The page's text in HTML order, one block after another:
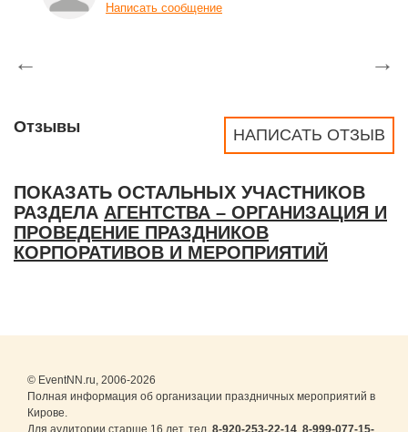
Написать сообщение
← →
НАПИСАТЬ ОТЗЫВ
Отзывы
ПОКАЗАТЬ ОСТАЛЬНЫХ УЧАСТНИКОВ
РАЗДЕЛА АГЕНТСТВА – ОРГАНИЗАЦИЯ И
ПРОВЕДЕНИЕ ПРАЗДНИКОВ
КОРПОРАТИВОВ И МЕРОПРИЯТИЙ
© EventNN.ru, 2006-2026
Полная информация об организации праздничных мероприятий в
Кирове.
Для аудитории старше 16 лет. тел. 8-920-253-22-14 8-999-077-15-